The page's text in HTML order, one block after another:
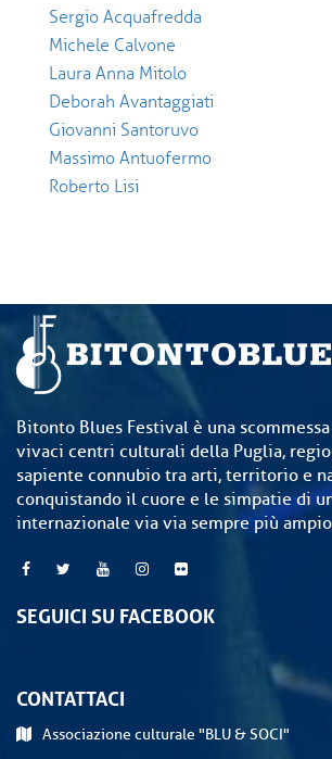
Sergio Acquafredda
Michele Calvone
Laura Anna Mitolo
Deborah Avantaggiati
Giovanni Santoruvo
Massimo Antuofermo
Roberto Lisi
Bitonto Blues Festival è una
vivaci centri culturali della Puglia,
sapiente connubio tra arti, territorio e
conquistando il cuore e le simpatie di
internazionale via via sempre più
SEGUICI SU FACEBOOK
CONTATTACI
Associazione culturale "BLU & SOCI"